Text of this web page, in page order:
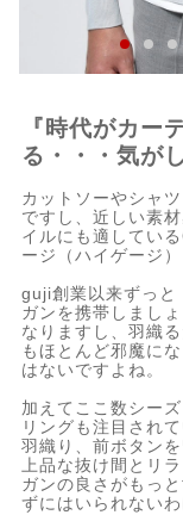
『時代がカー
る・・・気が
カットソーやシャ
ですし、近しい素
イルにも適してい
ージ（ハイゲージ
guji創業以来ずっと
ガンを携帯しまし
なりますし、羽織
もほとんど邪魔に
はないですよね。
加えてここ数シー
リングも注目され
羽織り、前ボタン
上品な抜け間とリ
ガンの良さがもっ
ずにはいられないわ